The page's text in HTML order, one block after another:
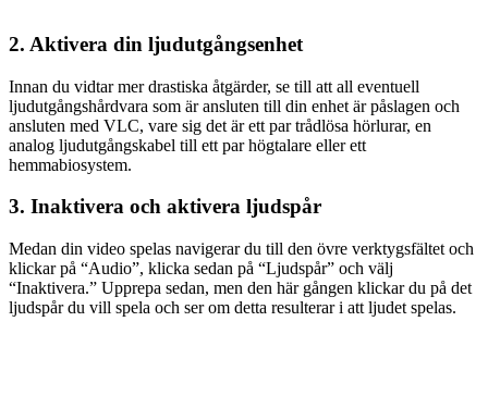
2. Aktivera din ljudutgångsenhet
Innan du vidtar mer drastiska åtgärder, se till att all eventuell
ljudutgångshårdvara som är ansluten till din enhet är påslagen och
ansluten med VLC, vare sig det är ett par trådlösa hörlurar, en
analog ljudutgångskabel till ett par högtalare eller ett
hemmabiosystem.
3. Inaktivera och aktivera ljudspår
Medan din video spelas navigerar du till den övre verktygsfältet och
klickar på “Audio”, klicka sedan på “Ljudspår” och välj
“Inaktivera.” Upprepa sedan, men den här gången klickar du på det
ljudspår du vill spela och ser om detta resulterar i att ljudet spelas.